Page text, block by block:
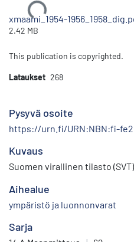
Ladataan...
xmaami_1954-
2.42 MB
This publication is copyrighted.
Lataukset 268
Pysyvä osoite
https://urn.fi/URN:NBN:fi-
Kuvaus
Suomen virallinen tilasto (SVT)
Aihealue
ympäristö ja luonnonvarat
Sarja